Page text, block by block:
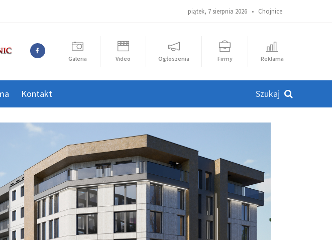
piątek, 7 sierpnia 2026 • Chojnice
Galeria Video Ogłoszenia Firmy Reklama
Kontakt